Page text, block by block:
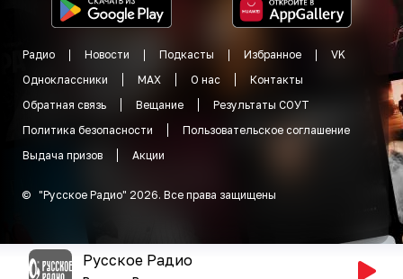
Радио Новости Подкасты Избранное
VK
Одноклассники
MAX О нас
Контакты
Обратная связь
Вещание
Результаты СОУТ
Политика безопасности
Пользовательское соглашение
Выдача призов
Акции
© "Русское Радио" 2026. Все права защищены
Русское Радио